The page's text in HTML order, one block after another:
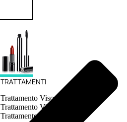
TRATTAMENTI
Trattamento Viso Antieta
Trattamento Viso Giorno
Trattamento Viso Notte